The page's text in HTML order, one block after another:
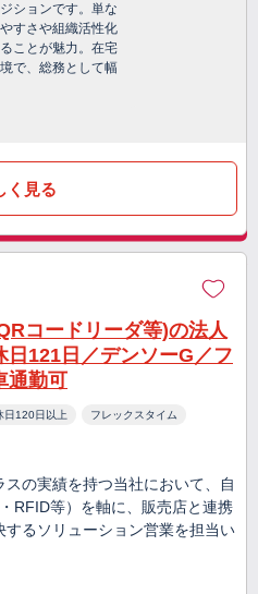
ションです。単な
すさや組織活性化
ことが魅力。在宅
で、総務として幅
く見る
コードリーダ等)の法人
121日／デンソーG／フ
通勤可
日120日以上 フレックスタイム
の実績を持つ当社において、自
RFID等）を軸に、販売店と連携
するソリューション営業を担当い